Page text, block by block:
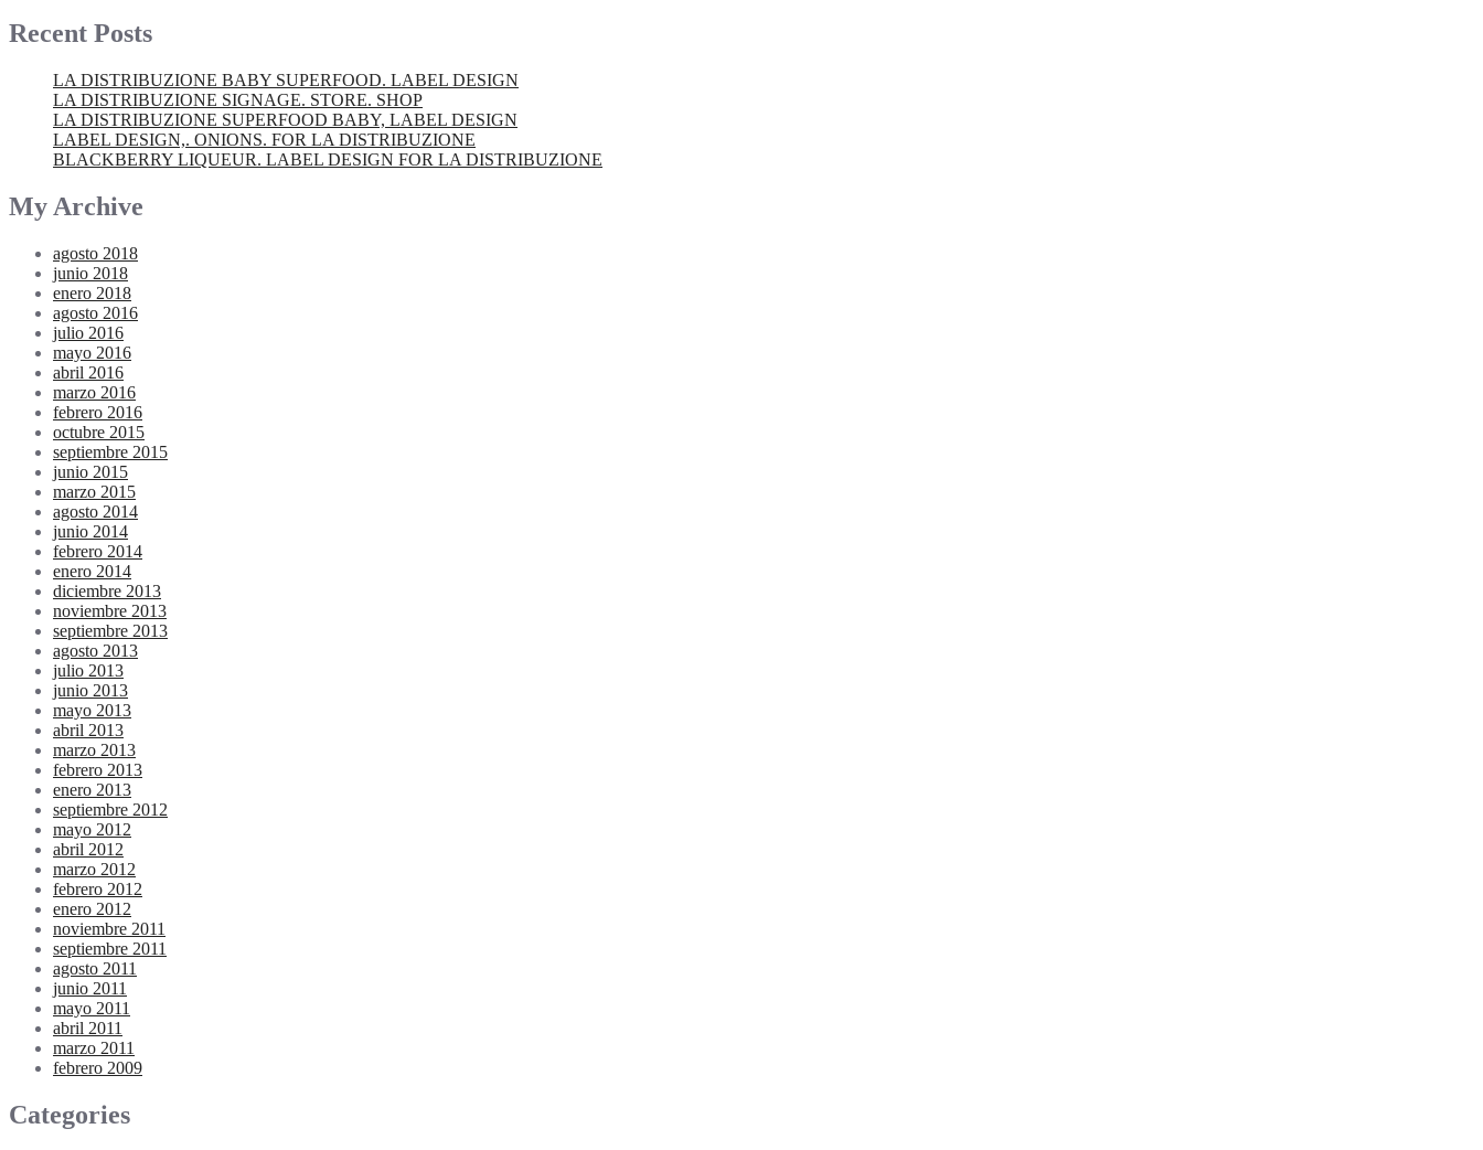
Recent Posts
LA DISTRIBUZIONE BABY SUPERFOOD. LABEL DESIGN
LA DISTRIBUZIONE SIGNAGE. STORE. SHOP
LA DISTRIBUZIONE SUPERFOOD BABY, LABEL DESIGN
LABEL DESIGN,. ONIONS. FOR LA DISTRIBUZIONE
BLACKBERRY LIQUEUR. LABEL DESIGN FOR LA DISTRIBUZIONE
My Archive
agosto 2018
junio 2018
enero 2018
agosto 2016
julio 2016
mayo 2016
abril 2016
marzo 2016
febrero 2016
octubre 2015
septiembre 2015
junio 2015
marzo 2015
agosto 2014
junio 2014
febrero 2014
enero 2014
diciembre 2013
noviembre 2013
septiembre 2013
agosto 2013
julio 2013
junio 2013
mayo 2013
abril 2013
marzo 2013
febrero 2013
enero 2013
septiembre 2012
mayo 2012
abril 2012
marzo 2012
febrero 2012
enero 2012
noviembre 2011
septiembre 2011
agosto 2011
junio 2011
mayo 2011
abril 2011
marzo 2011
febrero 2009
Categories